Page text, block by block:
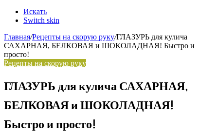
Искать
Switch skin
Главная/Рецепты на скорую руку/ГЛАЗУРЬ для кулича
САХАРНАЯ, БЕЛКОВАЯ и ШОКОЛАДНАЯ! Быстро и
просто!
Рецепты на скорую руку
ГЛАЗУРЬ для кулича САХАРНАЯ,
БЕЛКОВАЯ и ШОКОЛАДНАЯ!
Быстро и просто!